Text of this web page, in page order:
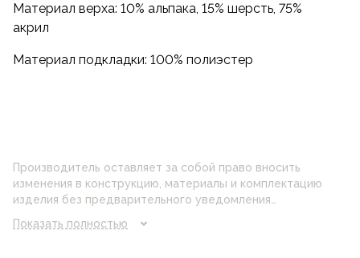
Материал верха: 10% альпака, 15% шерсть, 75%
акрил
Материал подкладки: 100% полиэстер
Производитель оставляет за собой право вносить
изменения в конструкцию, материалы и комплектацию
изделия без предварительного уведомления
отличаться от реального цвета товара, что связано с
Показать полностью